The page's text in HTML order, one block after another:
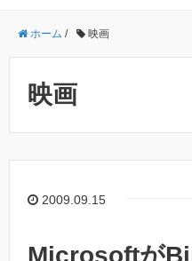
ホーム / 映画
映画
2009.09.15
Microsoftが